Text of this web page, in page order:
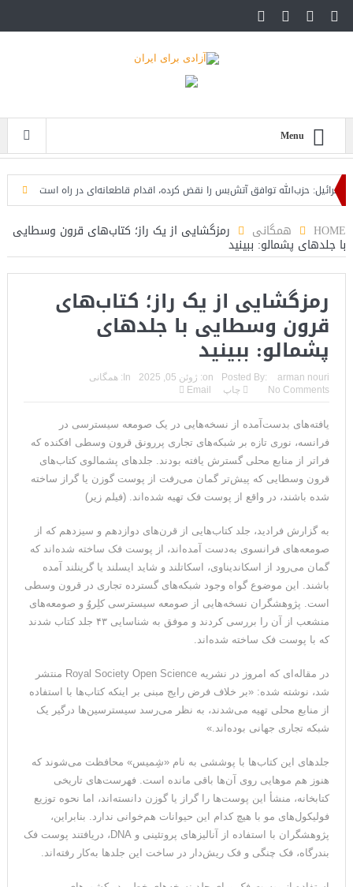
Menu
حزب‌الله توافق آتش‌بس را نقض کرده، اقدام قاطعانه‌ای در راه است حمله
HOME همگانی رمزگشایی از یک راز؛ کتاب‌های قرون وسطایی
با جلدهای پشمالو: ببینید
رمزگشایی از یک راز؛ کتاب‌های
قرون وسطایی با جلدهای
پشمالو: ببینید
Posted By: arman nouri
on: ژوئن 05, 2025 In:
همگانی
No Comments
چاپ Email
یافته‌های بدست‌آمده از نسخه‌هایی در یک صومعه سیسترسی در
فرانسه، نوری تازه بر شبکه‌های تجاری پررونق قرون وسطی افکنده که
فراتر از منابع محلی گسترش یافته بودند. جلدهای پشمالوی کتاب‌های
قرون وسطایی که پیش‌تر گمان می‌رفت از پوست گوزن یا گراز ساخته
شده باشند، در واقع از پوست فک تهیه شده‌اند. (فیلم زیر)
به گزارش فرادید، جلد کتاب‌هایی از قرن‌های دوازدهم و سیزدهم که از
صومعه‌های فرانسوی به‌دست آمده‌اند، از پوست فک ساخته شده‌اند که
گمان می‌رود از اسکاندیناوی، اسکاتلند و شاید ایسلند یا گرینلند آمده
باشند. این موضوع گواه وجود شبکه‌های گسترده تجاری در قرون وسطی
است. پژوهشگران نسخه‌هایی از صومعه سیسترسی کلِروُ و صومعه‌های
منشعب از آن را بررسی کردند و موفق به شناسایی ۴۳ جلد کتاب شدند
که با پوست فک ساخته شده‌اند.
در مقاله‌ای که امروز در نشریه Royal Society Open Science منتشر
شد، نوشته شده: «بر خلاف فرض رایج مبنی بر اینکه کتاب‌ها با استفاده
از منابع محلی تهیه می‌شدند، به نظر می‌رسد سیسترسین‌ها درگیر یک
شبکه تجاری جهانی بوده‌اند.»
جلدهای این کتاب‌ها با پوششی به نام «شِمیس» محافظت می‌شوند که
هنوز هم موهایی روی آن‌ها باقی مانده است. فهرست‌های تاریخی
کتابخانه، منشأ این پوست‌ها را گراز یا گوزن دانسته‌اند، اما نحوه توزیع
فولیکول‌های مو با هیچ کدام این حیوانات هم‌خوانی ندارد. بنابراین،
پژوهشگران با استفاده از آنالیزهای پروتئینی و DNA، دریافتند پوست فک
بندرگاه، فک چنگی و فک ریش‌دار در ساخت این جلدها به‌کار رفته‌اند.